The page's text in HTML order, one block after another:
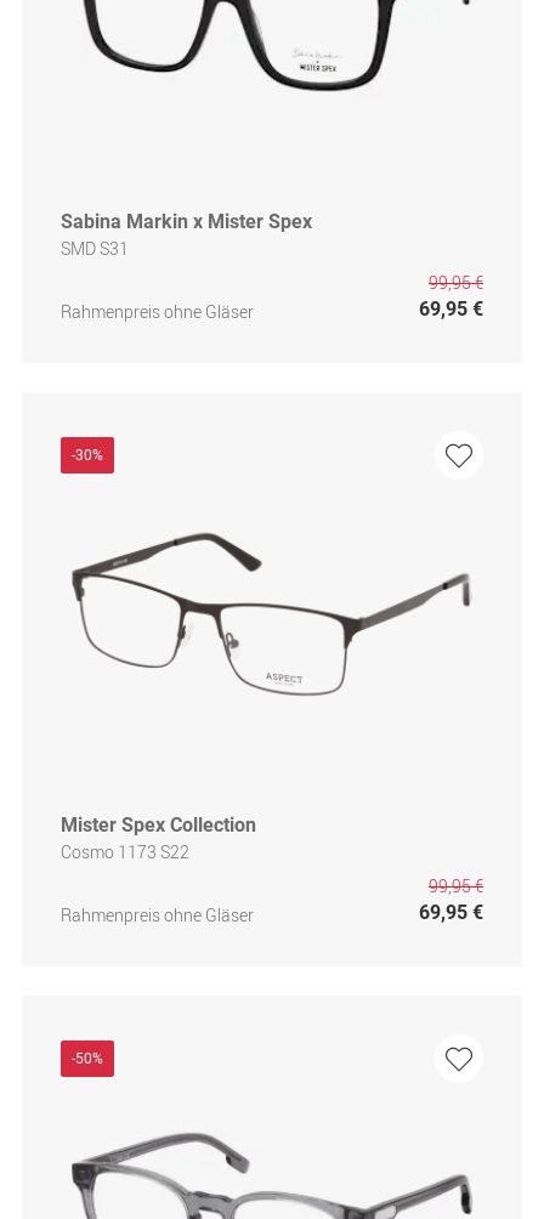
Sabina Markin x Mister Spex
SMD S31
Rahmenpreis ohne Gläser
99,95 €
69,95 €
-30%
Mister Spex Collection
Cosmo 1173 S22
Rahmenpreis ohne Gläser
99,95 €
69,95 €
-50%